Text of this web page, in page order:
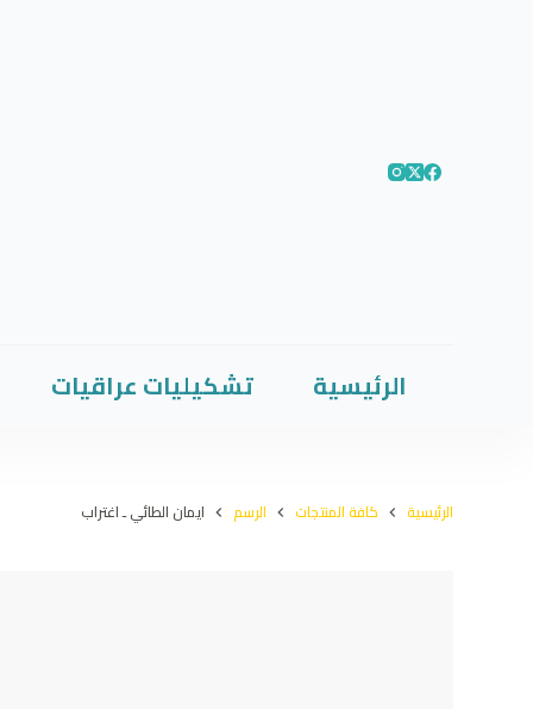
الرئيسية تشكيليات عراقيات
الرئيسية كافة المنتجات الرسم ايمان الطائي ـ اغتراب